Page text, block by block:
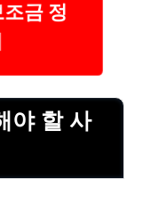
금 정
야 할 사